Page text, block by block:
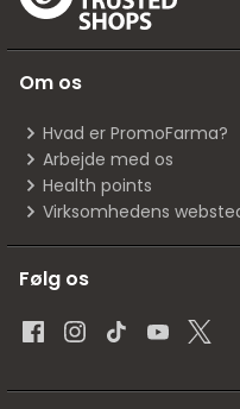
Om os
Hvad er PromoFarma?
Arbejde med os
Health points
Virksomhedens
Følg os